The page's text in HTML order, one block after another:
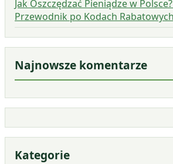
Jak Oszczędzać Pieniądze w
Przewodnik po Kodach Rabatowych
Najnowsze komentarze
Kategorie